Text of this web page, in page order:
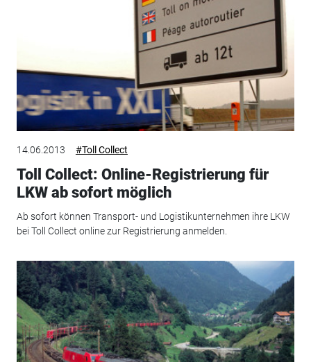
14.06.2013 #Toll Collect
Toll Collect: Online-Registrierung für
LKW ab sofort möglich
Ab sofort können Transport- und Logistikunternehmen ihre LKW
bei Toll Collect online zur Registrierung anmelden.